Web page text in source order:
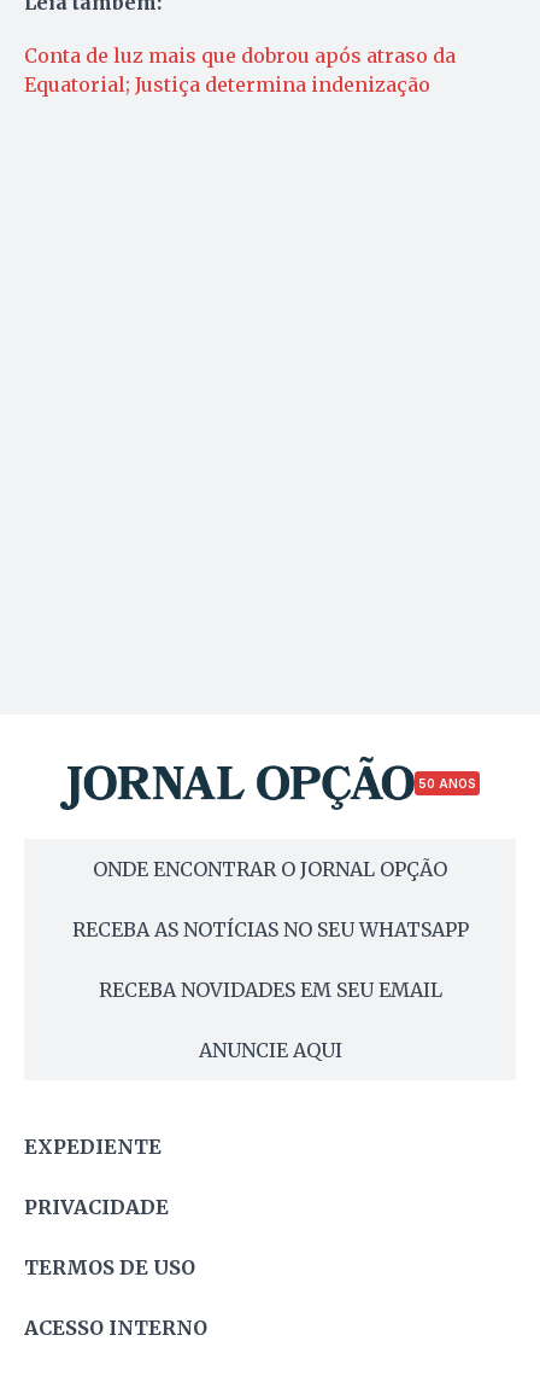
Conta de luz mais que dobrou após atraso da
Equatorial; Justiça determina indenização
50 ANOS
ONDE ENCONTRAR O JORNAL OPÇÃO
RECEBA AS NOTÍCIAS NO SEU WHATSAPP
RECEBA NOVIDADES EM SEU EMAIL
ANUNCIE AQUI
EXPEDIENTE
PRIVACIDADE
TERMOS DE USO
ACESSO INTERNO